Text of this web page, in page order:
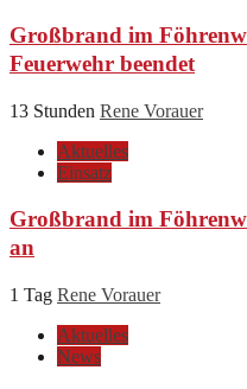
Großbrand im
Feuerwehr beendet
13 Stunden Rene Vorauer
Aktuelles
Einsatz
Großbrand im
an
1 Tag Rene Vorauer
Aktuelles
News